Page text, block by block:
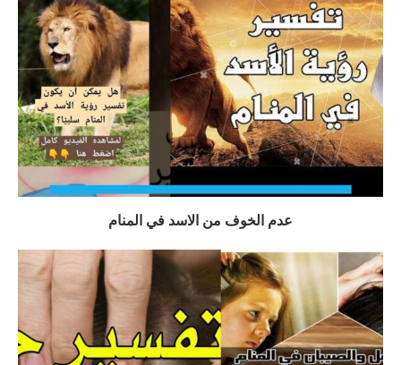
عدم الخوف من الاسد في المنام